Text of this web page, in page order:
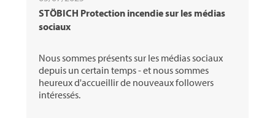
STÖBICH Protection incendie sur les médias
sociaux
Nous sommes présents sur les médias sociaux
depuis un certain temps - et nous sommes
heureux d'accueillir de nouveaux followers
intéressés.